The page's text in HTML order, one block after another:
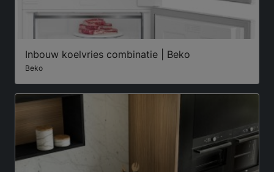
Inbouw koelvries combinatie | Beko
Beko